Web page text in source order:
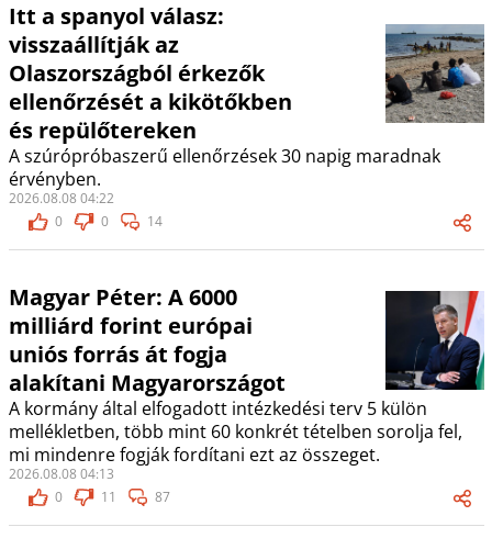
Itt a spanyol válasz:
visszaállítják az
Olaszországból érkezők
ellenőrzését a kikötőkben
és repülőtereken
A szúrópróbaszerű ellenőrzések 30 napig maradnak
érvényben.
2026.08.08 04:22
0
0 14
Magyar Péter: A 6000
milliárd forint európai
uniós forrás át fogja
alakítani Magyarországot
A kormány által elfogadott intézkedési terv 5 külön
mellékletben, több mint 60 konkrét tételben sorolja fel,
mi mindenre fogják fordítani ezt az összeget.
2026.08.08 04:13
0
11 87